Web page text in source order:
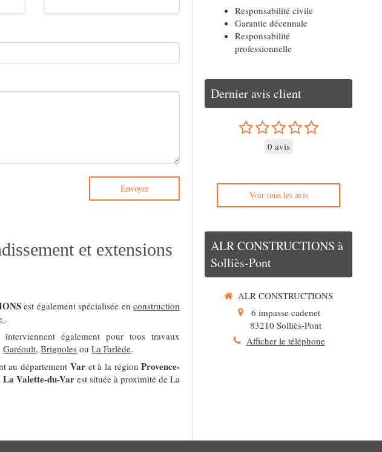
Envoyer
et extensions
est également spécialisée enconstruction
.
également pour tous travaux
Garéoult,Brignoles ouLa Farlède.
au département Varet à la régionProvence-
La Valette-du-Var est située à proximité de La
Responsabilité civile
Garantie décennale
Responsabilité
professionnelle
Dernier avis client
0 avis
Voir tous les avis
ALR CONSTRUCTIONS à
Solliès-Pont
ALR CONSTRUCTIONS
6 impasse cadenet
83210 Solliès-Pont
Afficher le téléphone